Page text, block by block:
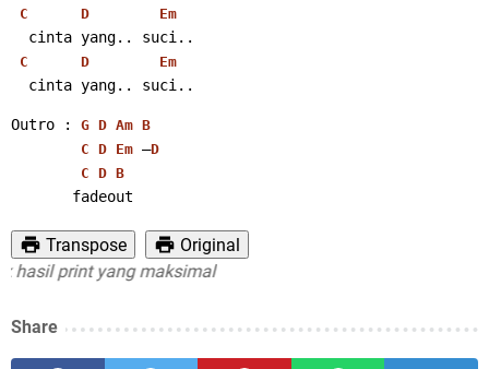
C D Em
  cinta yang.. suci..
C D Em
  cinta yang.. suci..
Outro : G D Am B
C D Em –D
C D B
       fadeout
Transpose
Original
print yang maksimal
Share